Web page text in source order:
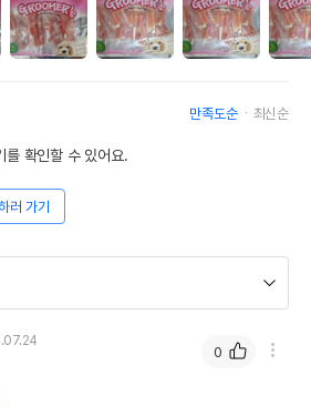
만족도순 최신순
를 확인할 수 있어요.
러 가기
0